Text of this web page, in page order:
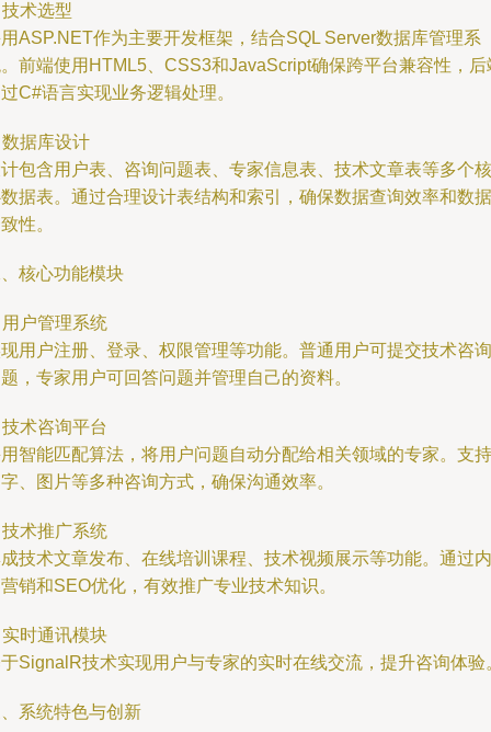
术选型
ASP.NET作为主要开发框架，结合SQL Server数据库管理系
前端使用HTML5、CSS3和JavaScript确保跨平台兼容性，后
C#语言实现业务逻辑处理。
据库设计
包含用户表、咨询问题表、专家信息表、技术文章表等多个核
据表。通过合理设计表结构和索引，确保数据查询效率和数据
性。
核心功能模块
户管理系统
用户注册、登录、权限管理等功能。普通用户可提交技术咨询
，专家用户可回答问题并管理自己的资料。
术咨询平台
智能匹配算法，将用户问题自动分配给相关领域的专家。支持
、图片等多种咨询方式，确保沟通效率。
术推广系统
技术文章发布、在线培训课程、技术视频展示等功能。通过内
销和SEO优化，有效推广专业技术知识。
时通讯模块
SignalR技术实现用户与专家的实时在线交流，提升咨询体验
系统特色与创新